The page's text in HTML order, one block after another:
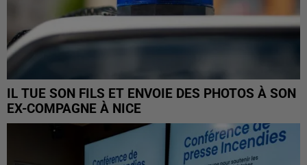
IL TUE SON FILS ET ENVOIE DES PHOTOS À SON
EX-COMPAGNE À NICE